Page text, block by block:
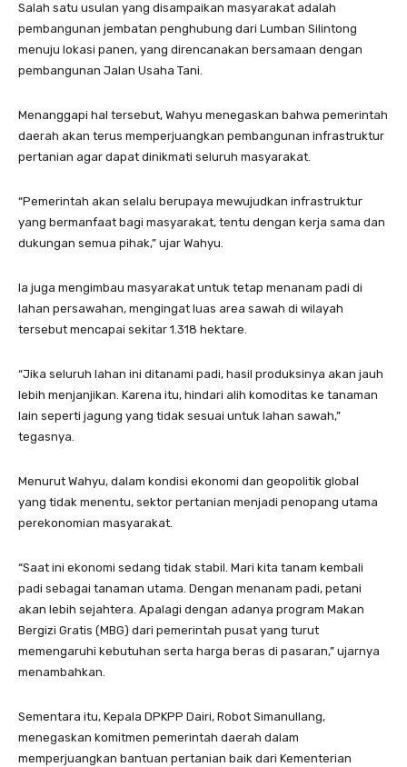
Salah satu usulan yang disampaikan masyarakat adalah
pembangunan jembatan penghubung dari Lumban Silintong
menuju lokasi panen, yang direncanakan bersamaan dengan
pembangunan Jalan Usaha Tani.
Menanggapi hal tersebut, Wahyu menegaskan bahwa pemerintah
daerah akan terus memperjuangkan pembangunan infrastruktur
pertanian agar dapat dinikmati seluruh masyarakat.
“Pemerintah akan selalu berupaya mewujudkan infrastruktur
yang bermanfaat bagi masyarakat, tentu dengan kerja sama dan
dukungan semua pihak,” ujar Wahyu.
Ia juga mengimbau masyarakat untuk tetap menanam padi di
lahan persawahan, mengingat luas area sawah di wilayah
tersebut mencapai sekitar 1.318 hektare.
“Jika seluruh lahan ini ditanami padi, hasil produksinya akan jauh
lebih menjanjikan. Karena itu, hindari alih komoditas ke tanaman
lain seperti jagung yang tidak sesuai untuk lahan sawah,”
tegasnya.
Menurut Wahyu, dalam kondisi ekonomi dan geopolitik global
yang tidak menentu, sektor pertanian menjadi penopang utama
perekonomian masyarakat.
“Saat ini ekonomi sedang tidak stabil. Mari kita tanam kembali
padi sebagai tanaman utama. Dengan menanam padi, petani
akan lebih sejahtera. Apalagi dengan adanya program Makan
Bergizi Gratis (MBG) dari pemerintah pusat yang turut
memengaruhi kebutuhan serta harga beras di pasaran,” ujarnya
menambahkan.
Sementara itu, Kepala DPKPP Dairi, Robot Simanullang,
menegaskan komitmen pemerintah daerah dalam
memperjuangkan bantuan pertanian baik dari Kementerian